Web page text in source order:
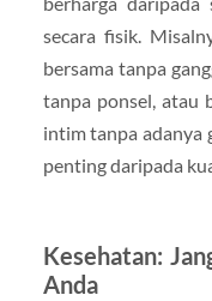
secara fisik.
bersama tanpa
tanpa ponsel, atau
intim tanpa adanya
penting daripada
Kesehatan:
Anda